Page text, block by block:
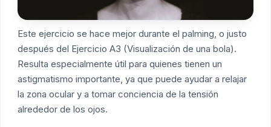
Este ejercicio se hace mejor durante el palming, o justo
después del Ejercicio A3 (Visualización de una bola).
Resulta especialmente útil para quienes tienen un
astigmatismo importante, ya que puede ayudar a relajar
la zona ocular y a tomar conciencia de la tensión
alrededor de los ojos.